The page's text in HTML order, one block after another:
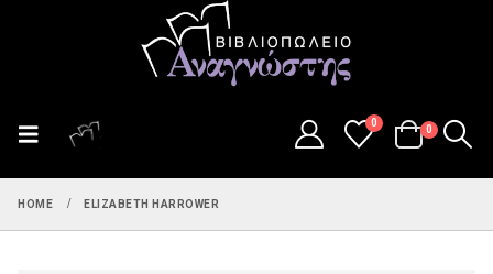
0
0
HOME ELIZABETH HARROWER